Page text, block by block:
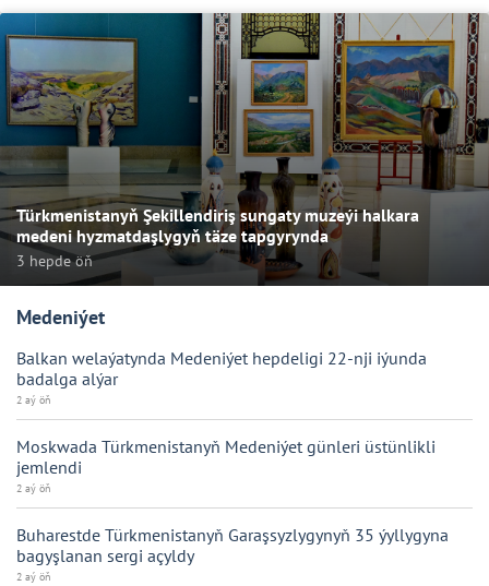
Türkmenistanyň Şekillendiriş sungaty muzeýi halkara
medeni hyzmatdaşlygyň täze tapgyrynda
3 hepde öň
Medeniýet
Balkan welaýatynda Medeniýet hepdeligi 22-nji iýunda
badalga alýar
2 aý öň
Moskwada Türkmenistanyň Medeniýet günleri üstünlikli
jemlendi
2 aý öň
Buharestde Türkmenistanyň Garaşsyzlygynyň 35 ýyllygyna
bagyşlanan sergi açyldy
2 aý öň